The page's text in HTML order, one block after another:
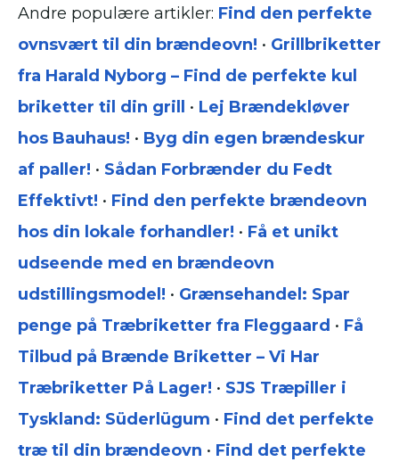
Andre populære artikler: Find den perfekte
ovnsvært til din brændeovn! • Grillbriketter
fra Harald Nyborg – Find de perfekte kul
briketter til din grill
• Lej Brændekløver
hos Bauhaus! • Byg din egen brændeskur
af paller! • Sådan Forbrænder du Fedt
Effektivt! • Find den perfekte brændeovn
hos din lokale forhandler! • Få et unikt
udseende med en brændeovn
udstillingsmodel! • Grænsehandel: Spar
penge på Træbriketter fra Fleggaard • Få
Tilbud på Brænde Briketter – Vi Har
Træbriketter På Lager! • SJS Træpiller i
Tyskland: Süderlügum • Find det perfekte
træ til din brændeovn • Find det perfekte